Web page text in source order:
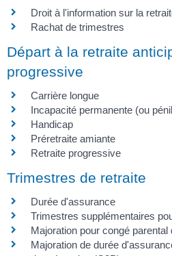
Droit à l'information sur la
Rachat de trimestres
Départ à la retraite
progressive
Carrière longue
Incapacité permanente (ou
Handicap
Préretraite amiante
Retraite progressive
Trimestres de retraite
Durée d'assurance
Trimestres supplémentaires
Majoration pour congé parental
Majoration de durée